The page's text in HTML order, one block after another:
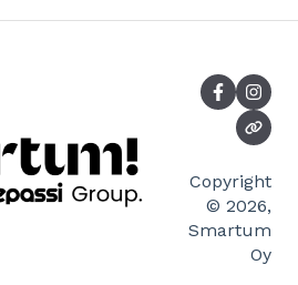
palveluntarjoajalle
Copyright
© 2026,
Smartum
Oy